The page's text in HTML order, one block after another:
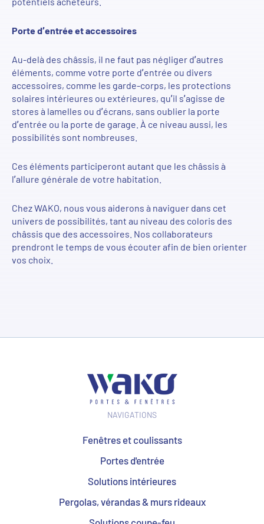
Porte d’entrée et accessoires
Au-delà des châssis, il ne faut pas négliger d’autres
éléments, comme votre porte d’entrée ou divers
accessoires, comme les garde-corps, les protections
solaires intérieures ou extérieures, qu’il s’agisse de
stores à lamelles ou d’écrans, sans oublier la porte
d’entrée ou la porte de garage. À ce niveau aussi, les
possibilités sont nombreuses.
Ces éléments participeront autant que les châssis à
l’allure générale de votre habitation.
ChezWAKO, nous vous aiderons à naviguer dans cet
univers de possibilités, tant au niveau des coloris des
châssis que des accessoires. Nos collaborateurs
prendront le temps de vous écouter afin de bien orienter
vos choix.
NAVIGATIONS
Fenêtres et coulissants
Portes d'entrée
Solutions intérieures
Pergolas, vérandas & murs rideaux